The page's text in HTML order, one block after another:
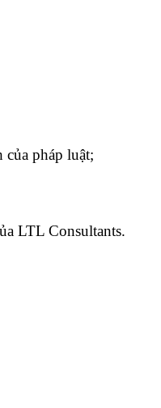
pháp luật;
LTL Consultants.